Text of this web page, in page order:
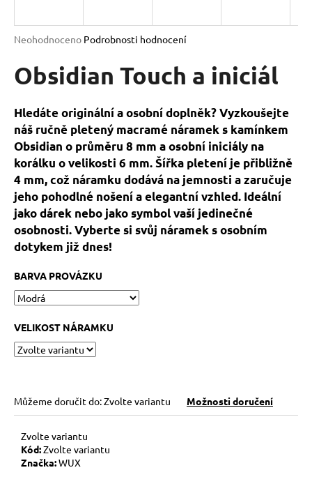
Průměrné
produktu
je
5
hvězdiček.
Neohodnoceno Podrobnosti hodnocení
Obsidian Touch a iniciál
Hledáte originální a osobní doplněk? Vyzkoušejte
náš ručně pletený macramé náramek s kamínkem
Obsidian o průměru 8 mm a osobní iniciály na
korálku o velikosti 6 mm. Šířka pletení je přibližně
4 mm, což náramku dodává na jemnosti a zaručuje
jeho pohodlné nošení a elegantní vzhled. Ideální
jako dárek nebo jako symbol vaší jedinečné
osobnosti. Vyberte si svůj náramek s osobním
dotykem již dnes!
BARVA PROVÁZKU
VELIKOST NÁRAMKU
Můžeme doručit do:Zvolte variantu Možnosti doručení
Zvolte variantu
Kód:Zvolte variantu
Značka:WUX
j
t
?
HLEDAT
D
o
p
o
r
u
u
j
e
KABBALAH
STŘÍBRNÝ
KROUŽEK
AG925